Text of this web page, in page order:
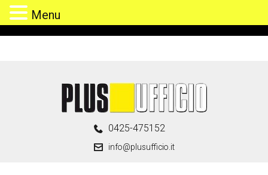
0425-475152
info@plusufficio.it
Menu